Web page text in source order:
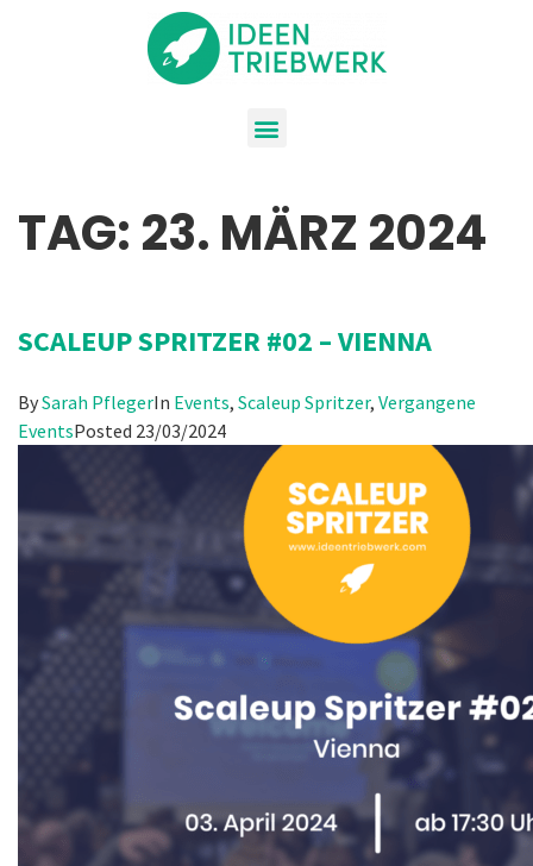
TAG: 23. MÄRZ 2024
SCALEUP SPRITZER #02 – VIENNA
BySarah PflegerIn Events, Scaleup Spritzer, Vergangene
EventsPosted 23/03/2024